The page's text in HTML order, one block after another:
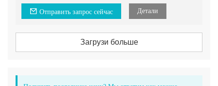
Отправить запрос сейчас Детали
Загрузи больше